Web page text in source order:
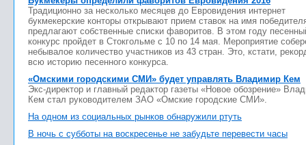
Традиционно за несколько месяцев до Евровидения интернет
букмекерские конторы открывают прием ставок на имя
предлагают собственные списки фаворитов. В этом году
конкурс пройдет в Стокгольме с 10 по 14 мая. Мероприятие
небывалое количество участников из 43 стран. Это, кстати,
всю историю песенного конкурса.
«Омскими городскими СМИ» будет управлять Владимир Кем
Экс-директор и главный редактор газеты «Новое обозрение»
Кем стал руководителем ЗАО «Омские городские СМИ».
На одном из социальных рынков обнаружили ртуть
В ночь с субботы на воскресенье не забудьте перевести часы